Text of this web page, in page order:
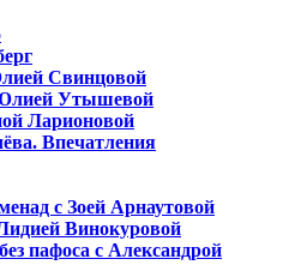
Свинцовой
Утышевой
Ларионовой
Впечатления
с Зоей Арнаутовой
Винокуровой
пафоса с Александрой